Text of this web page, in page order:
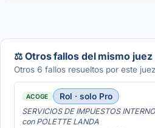
⚖️ Otros fallos del mismo juez
Otros 6 fallos resueltos por este
ACOGE Rol · solo Pro
SERVICIOS DE IMPUESTOS
con POLETTE LANDA